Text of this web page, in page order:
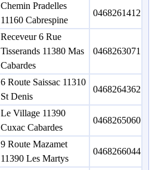
Chemin Pradelles
11160 Cabrespine
0468261412
Receveur 6 Rue
Tisserands 11380 Mas
Cabardes
0468263071
6 Route Saissac 11310
St Denis
0468264362
Le Village 11390
Cuxac Cabardes
0468265060
9 Route Mazamet
11390 Les Martys
0468266044